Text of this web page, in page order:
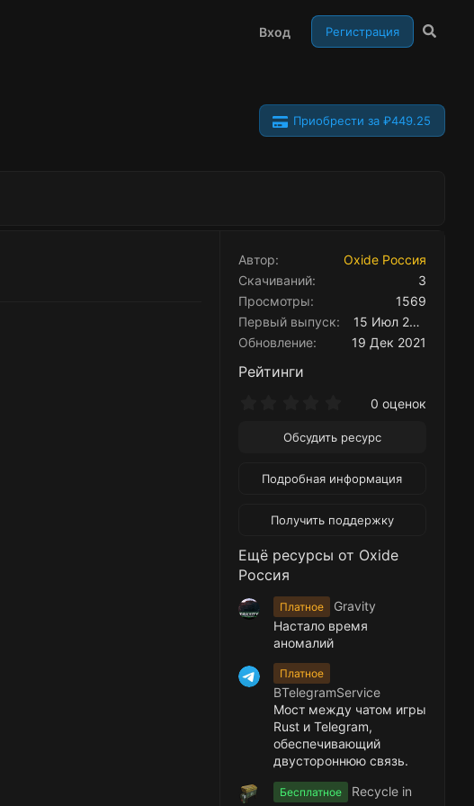
Вход Регистрация
Приобрести за ₽449.25
Автор
Oxide Россия
Скачиваний
3
Просмотры
1569
Первый выпуск
15 Июл 2021
Обновление
19 Дек 2021
Рейтинги
0
в
ё
д
0 оценок
Обсудить ресурс
Подробная информация
Получить поддержку
Ещё ресурсы от Oxide
Россия
Платное
Gravity
Настало время
аномалий
Платное
BTelegramService
Мост между чатом игры
Rust и Telegram,
обеспечивающий
двустороннюю связь.
Бесплатное
Recycle in